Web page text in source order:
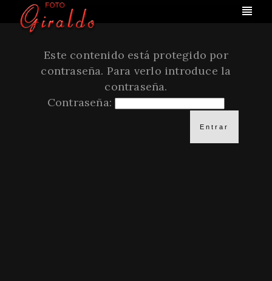
Este contenido está protegido por
contraseña. Para verlo introduce la
contraseña.
Contraseña: